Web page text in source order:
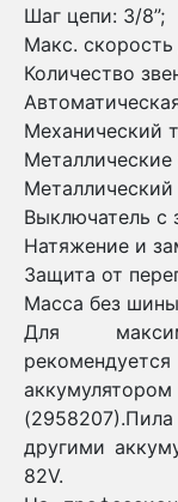
Шаг цепи: 3/8”;
Макс.
Количество
Механический
Металлический
Выключатель с
Натяжение и
Защита от
Масса без
Для
другими
82V.